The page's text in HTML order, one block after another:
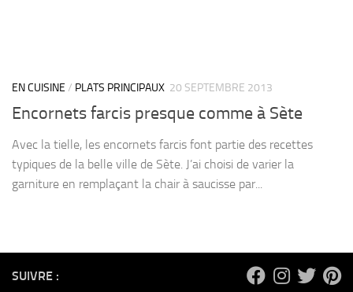
EN CUISINE / PLATS PRINCIPAUX 20 SEPTEMBRE 2013
Encornets farcis presque comme à Sète
Avec la tielle, les encornets farcis font partie des recettes
typiques de la belle ville de Sète. J’ai choisi de varier la
garniture en remplaçant la chair à saucisse par...
SUIVRE :